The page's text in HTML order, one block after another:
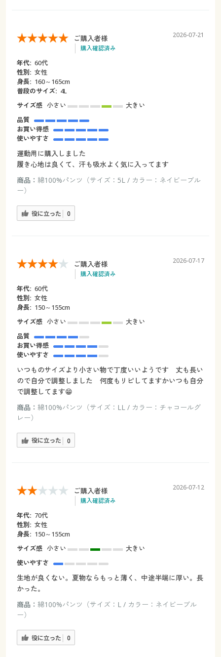
ご購入者様
購入確認済み
2026-07-21
年代: 60代
性別: 女性
身長: 160～165cm
普段のサイズ: 4L
サイズ感 小さい
大きい
品質
お買い得感
使いやすさ
運動用に購入しました
履き心地は良くて、汗も吸水よく気に入ってます
商品： 綿100%パンツ（サイズ：5L / カラー：ネイビーブル
ー）
役に立った 0
ご購入者様
購入確認済み
2026-07-17
年代: 60代
性別: 女性
身長: 150～155cm
サイズ感 小さい
大きい
品質
お買い得感
使いやすさ
いつものサイズより小さい物で丁度いいようです 丈も長い
ので自分で調整しました 何度もリピしてますかいつも自分
で調整してます😁
商品： 綿100%パンツ（サイズ：LL / カラー：チャコールグ
レー）
役に立った 0
ご購入者様
購入確認済み
2026-07-12
年代: 70代
性別: 女性
身長: 150～155cm
サイズ感 小さい
大きい
使いやすさ
生地が良くない。夏物ならもっと薄く、中途半端に厚い。長
かった。
商品： 綿100%パンツ（サイズ：L / カラー：ネイビーブル
ー）
役に立った 0